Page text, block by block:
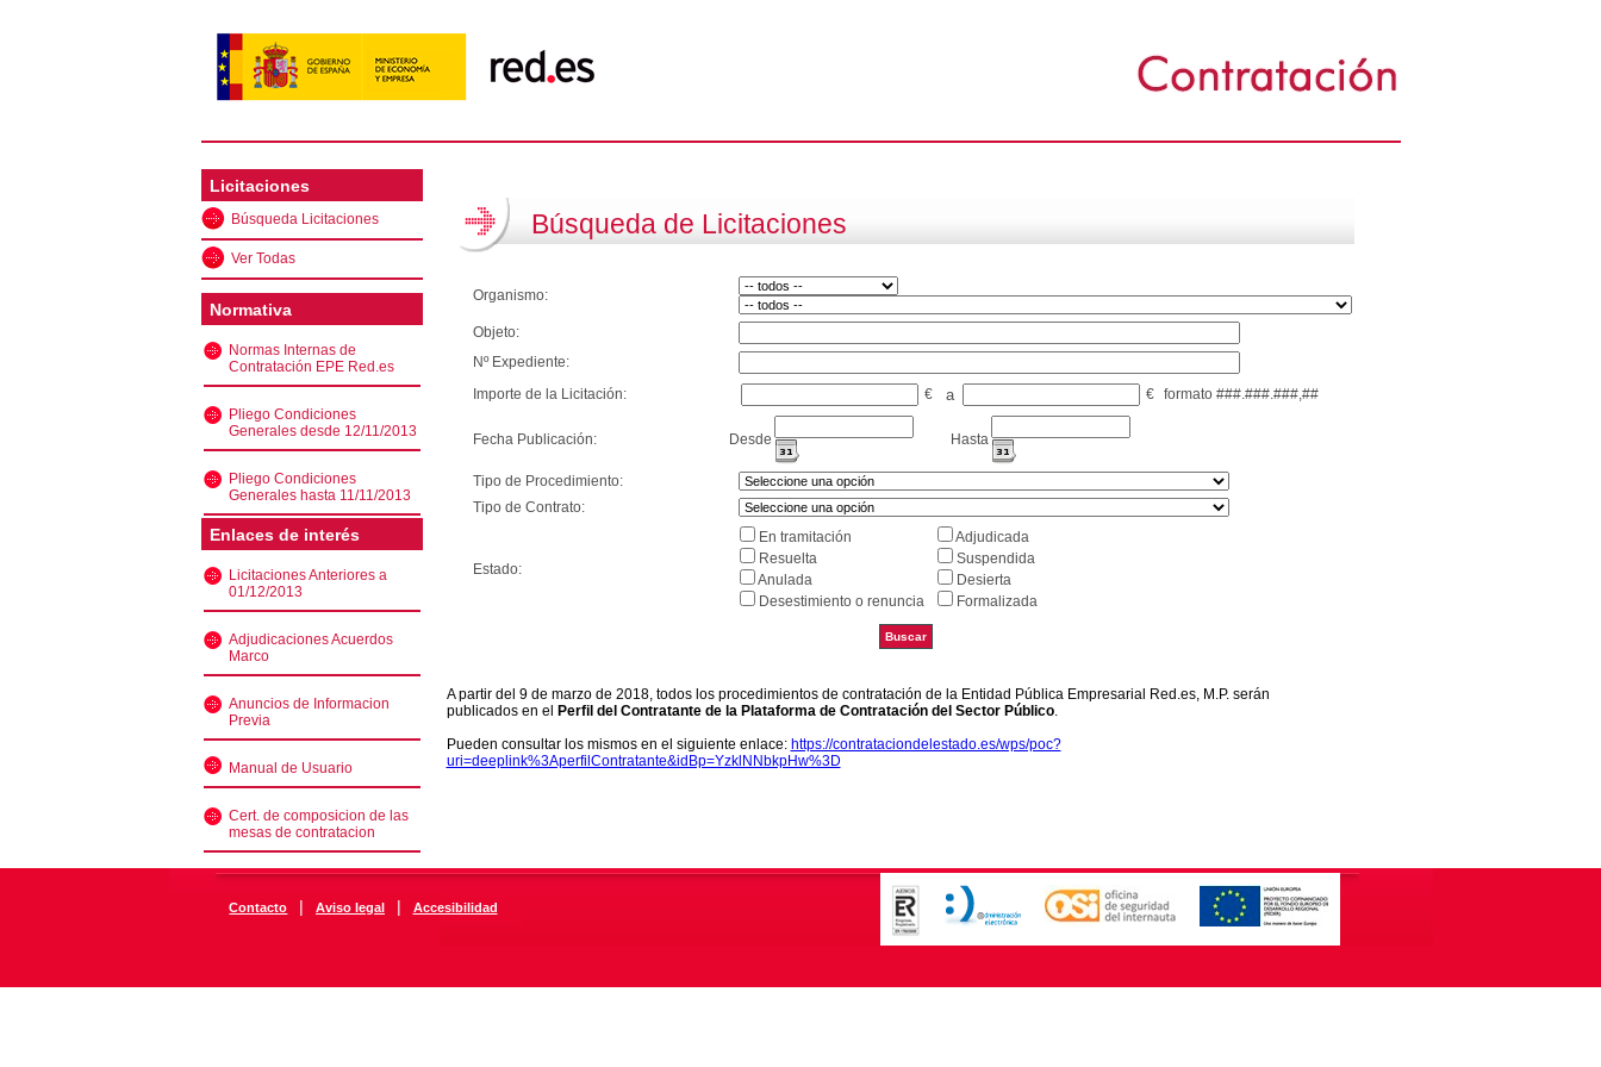
Licitaciones
Búsqueda Licitaciones
Ver Todas
Normativa
Normas Internas de
Contratación EPE Red.es
Pliego Condiciones
Generales desde 12/11/2013
Pliego Condiciones
Generales hasta 11/11/2013
Enlaces de interés
Licitaciones Anteriores a
01/12/2013
Adjudicaciones Acuerdos
Marco
Anuncios de Informacion
Previa
Manual de Usuario
Cert. de composicion de las
mesas de contratacion
Búsqueda de Licitaciones
Organismo:
Objeto:
Nº Expediente:
Importe de la Licitación:
€ a € formato ###.###.###,##
Fecha Publicación: Desde Hasta
Tipo de Procedimiento:
Tipo de Contrato:
Estado:
En tramitación
Adjudicada
Resuelta
Suspendida
Anulada
Desierta
Desestimiento o renuncia
Formalizada
A partir del 9 de marzo de 2018, todos los procedimientos de contratación de la Entidad Pública Empresarial Red.es, M.P. serán
publicados en el
Perfil del Contratante de la Plataforma de Contratación del Sector Público.
Pueden consultar los mismos en el siguiente enlace: https://contrataciondelestado.es/wps/poc?
uri=deeplink%3AperfilContratante&idBp=YzklNNbkpHw%3D
Contacto | Aviso legal | Accesibilidad